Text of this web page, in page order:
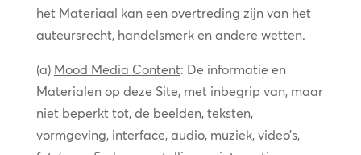
het Materiaal kan een overtreding zijn van het
auteursrecht, handelsmerk en andere wetten.
(a) Mood Media Content: De informatie en
Materialen op deze Site, met inbegrip van, maar
niet beperkt tot, de beelden, teksten,
vormgeving, interface, audio, muziek, video’s,